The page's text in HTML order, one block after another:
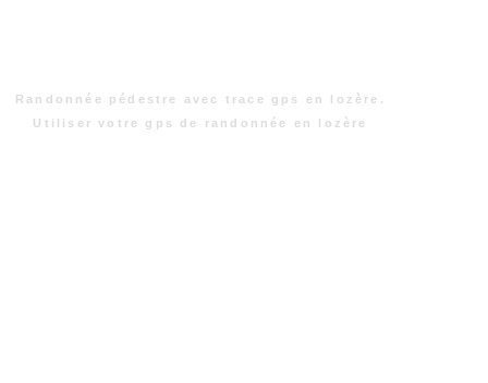
Randonnée pédestre avec trace gps en lozère.
Utiliser votre gps de randonnée en lozère